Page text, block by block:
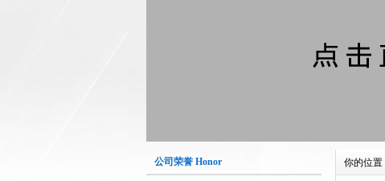
公司荣誉 Honor 你的位置